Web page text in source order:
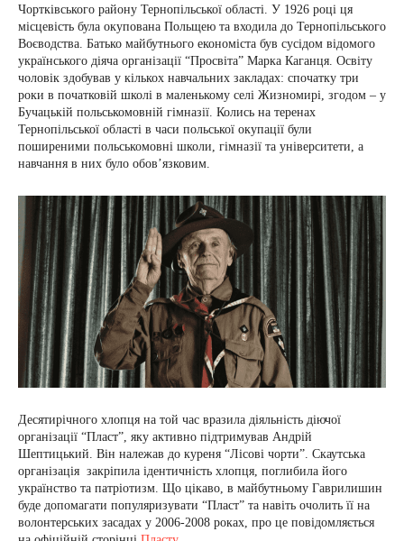
Чортківського району Тернопільської області. У 1926 році ця
місцевість була окупована Польщею та входила до Тернопільського
Воєводства. Батько майбутнього економіста був сусідом відомого
українського діяча організації “Просвіта” Марка Каганця. Освіту
чоловік здобував у кількох навчальних закладах: спочатку три
роки в початковій школі в маленькому селі Жизномирі, згодом – у
Бучацькій польськомовній гімназії. Колись на теренах
Тернопільської області в часи польської окупації були
поширеними польськомовні школи, гімназії та університети, а
навчання в них було обов’язковим.
Десятирічного хлопця на той час вразила діяльність діючої
організації “Пласт”, яку активно підтримував Андрій
Шептицький. Він належав до куреня “Лісові чорти”. Скаутська
організація закріпила ідентичність хлопця, поглибила його
українство та патріотизм. Що цікаво, в майбутньому Гаврилишин
буде допомагати популяризувати “Пласт” та навіть очолить її на
волонтерських засадах у 2006-2008 роках, про це повідомляється